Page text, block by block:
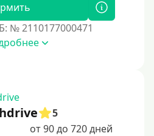
№ 2110177000471
5
от 90 до 720 дней